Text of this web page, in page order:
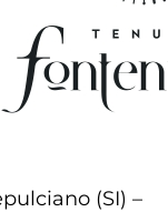
(SI) –